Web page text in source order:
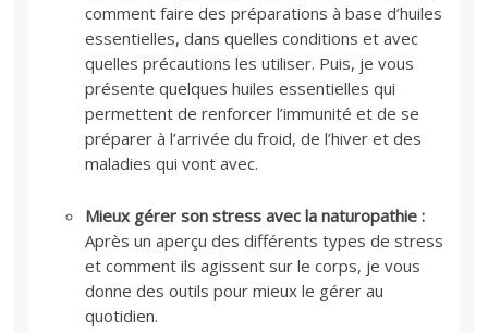
comment faire des préparations à base d’huiles
essentielles, dans quelles conditions et avec
quelles précautions les utiliser. Puis, je vous
présente quelques huiles essentielles qui
permettent de renforcer l’immunité et de se
préparer à l’arrivée du froid, de l’hiver et des
maladies qui vont avec.
Mieux gérer son stress avec la naturopathie :
Après un aperçu des différents types de stress
et comment ils agissent sur le corps, je vous
donne des outils pour mieux le gérer au
quotidien.